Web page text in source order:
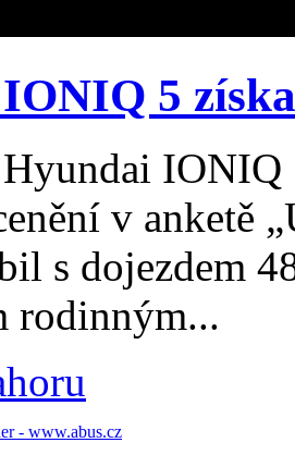
5
v anketě
s dojezdem
rodinným...